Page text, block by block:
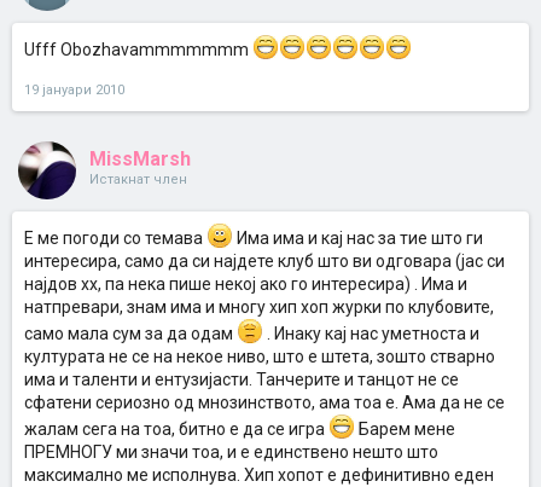
Ufff Obozhavammmmmmm
19 јануари 2010
MissMarsh
Истакнат член
E ме погоди со темава
Има има и кај нас за тие што ги
интересира, само да си најдете клуб што ви одговара (јас си
најдов хх, па нека пише некој ако го интересира) . Има и
натпревари, знам има и многу хип хоп журки по клубовите,
само мала сум за да одам
. Инаку кај нас уметноста и
културата не се на некое ниво, што е штета, зошто стварно
има и таленти и ентузијасти. Танчерите и танцот не се
сфатени сериозно од мнозинството, ама тоа е. Ама да не се
жалам сега на тоа, битно е да се игра
Барем мене
ПРЕМНОГУ ми значи тоа, и е единствено нешто што
максимално ме исполнува. Хип хопот е дефинитивно еден